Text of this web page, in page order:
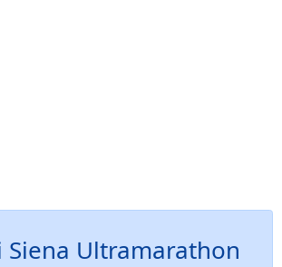
Siena Ultramarathon